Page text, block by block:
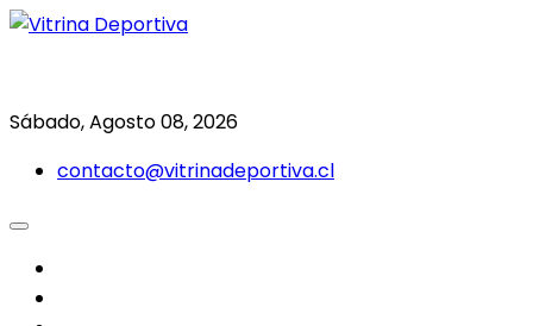
Saltar
Sábado, Agosto 08, 2026
contacto@vitrinadeportiva.cl